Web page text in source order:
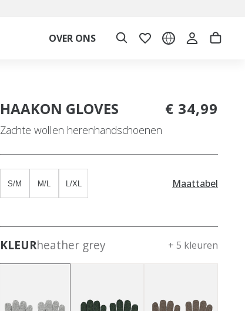
OVER ONS
HAAKON GLOVES
Zachte wollen herenhandschoenen
€ 34,99
S/M M/L L/XL Maattabel
KLEURheather grey + 5 kleuren